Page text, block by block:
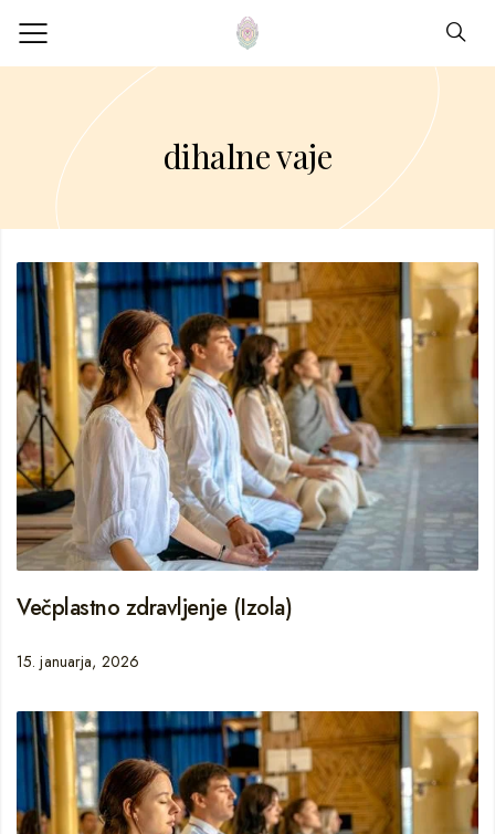
dihalne vaje
Večplastno zdravljenje (Izola)
15. januarja, 2026